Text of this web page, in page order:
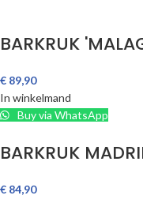
BARKRUK
€ 89,90
In winkelmand
Buy via WhatsApp
BARKRUK
€ 84,90